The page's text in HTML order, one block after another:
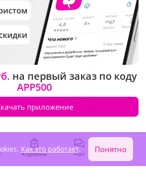
4.9(32)
Букет невесты "Душа поет"
Корзина Чат Войти
на первый заказ по коду
APP500
приложение
Как это работает. Понятно